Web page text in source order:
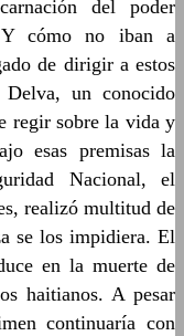
del poder
cómo no iban a
de dirigir a estos
Delva, un conocido
regir sobre la vida y
esas premisas la
Nacional, el
realizó multitud de
se los impidiera. El
en la muerte de
haitianos. A pesar
continuaría con